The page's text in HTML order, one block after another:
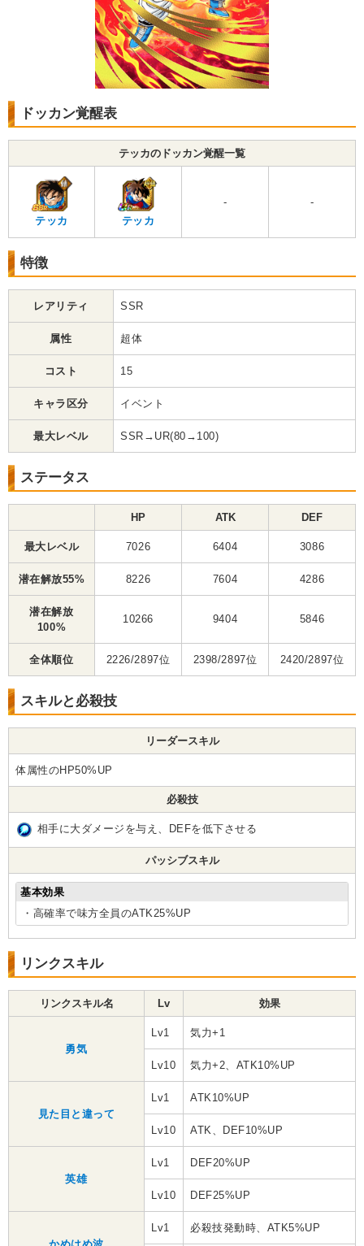
ドッカン覚醒表
テッカのドッカン覚醒一覧
テッカ テッカ
- -
特徴
レアリティ SSR
属性 超体
コスト 15
キャラ区分 イベント
最大レベル SSR→UR(80→100)
ステータス
HP ATK DEF
最大レベル 7026 6404 3086
潜在解放55% 8226 7604 4286
潜在解放
100%
10266 9404 5846
全体順位 2226/2897位 2398/2897位 2420/2897位
スキルと必殺技
リーダースキル
体属性のHP50%UP
必殺技
相手に大ダメージを与え、DEFを低下させる
パッシブスキル
基本効果
・高確率で味方全員のATK25%UP
リンクスキル
リンクスキル名 Lv 効果
勇気
Lv1 気力+1
Lv10 気力+2、ATK10%UP
見た目と違って
Lv1 ATK10%UP
Lv10 ATK、DEF10%UP
英雄
Lv1 DEF20%UP
Lv10 DEF25%UP
Lv1 必殺技発動時、ATK5%UP